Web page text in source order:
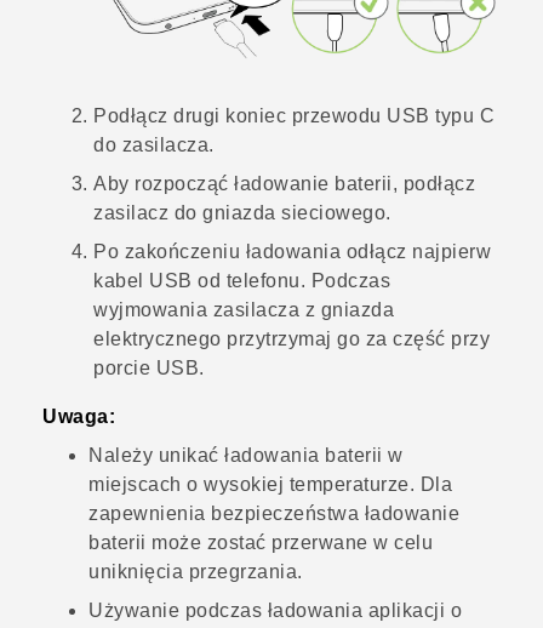
Podłącz drugi koniec przewodu USB typu C
do zasilacza.
Aby rozpocząć ładowanie baterii, podłącz
zasilacz do gniazda sieciowego.
Po zakończeniu ładowania odłącz najpierw
kabel USB od telefonu. Podczas
wyjmowania zasilacza z gniazda
elektrycznego przytrzymaj go za część przy
porcie USB.
Uwaga:
Należy unikać ładowania baterii w
miejscach o wysokiej temperaturze. Dla
zapewnienia bezpieczeństwa ładowanie
baterii może zostać przerwane w celu
uniknięcia przegrzania.
Używanie podczas ładowania aplikacji o